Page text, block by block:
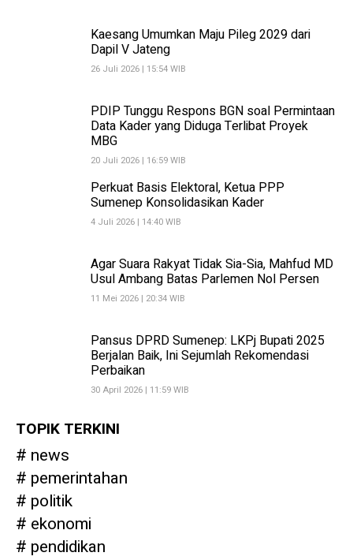
Kaesang Umumkan Maju Pileg 2029 dari
Dapil V Jateng
26 Juli 2026 | 15:54 WIB
PDIP Tunggu Respons BGN soal Permintaan
Data Kader yang Diduga Terlibat Proyek
MBG
20 Juli 2026 | 16:59 WIB
Perkuat Basis Elektoral, Ketua PPP
Sumenep Konsolidasikan Kader
4 Juli 2026 | 14:40 WIB
Agar Suara Rakyat Tidak Sia-Sia, Mahfud MD
Usul Ambang Batas Parlemen Nol Persen
11 Mei 2026 | 20:34 WIB
Pansus DPRD Sumenep: LKPj Bupati 2025
Berjalan Baik, Ini Sejumlah Rekomendasi
Perbaikan
30 April 2026 | 11:59 WIB
TOPIK TERKINI
news
pemerintahan
politik
ekonomi
pendidikan